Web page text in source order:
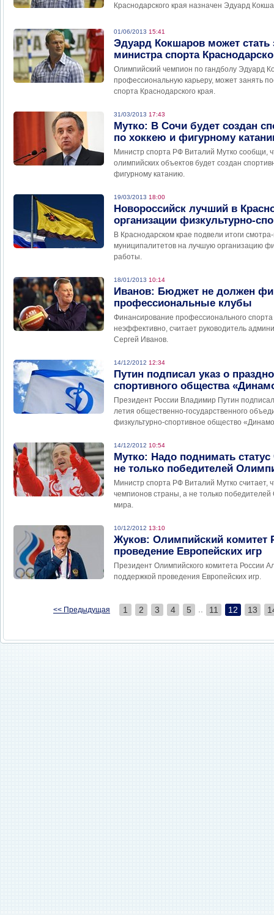
Краснодарского края назначен Эдуард
01/06/2013 15:41
Эдуард Кокшаров может стать
министра спорта
Олимпийский чемпион по гандболу Эдуард
профессиональную карьеру, может занять
спорта Краснодарского края.
31/03/2013 17:43
Мутко: В Сочи будет создан
по хоккею и фигурному
Министр спорта РФ Виталий Мутко сообщи,
олимпийских объектов будет создан
фигурному катанию.
19/03/2013 18:00
Новороссийск лучший в
организации физкультурно-
В Краснодарском крае подвели итоги
муниципалитетов на лучшую организацию
работы.
18/01/2013 10:14
Иванов: Бюджет не должен
профессиональные клубы
Финансирование профессионального
неэффективно, считает руководитель
Сергей Иванов.
14/12/2012 12:34
Путин подписал указ о
спортивного общества
Президент России Владимир Путин
летия общественно-государственного
физкультурно-спортивное общество
14/12/2012 10:54
Мутко: Надо поднимать
не только победителей
Министр спорта РФ Виталий Мутко считает,
чемпионов страны, а не только
мира.
10/12/2012 13:10
Жуков: Олимпийский комитет
проведение Европейских игр
Президент Олимпийского комитета России
поддержкой проведения Европейских игр.
<< Предыдущая 1 2 3 4 5 11 12 13